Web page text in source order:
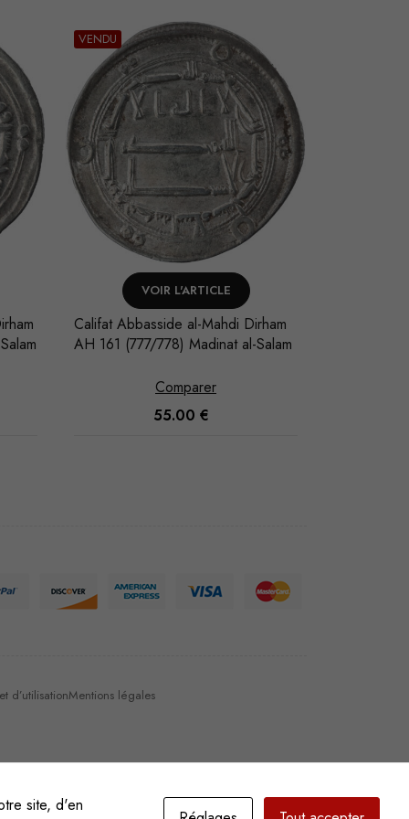
VENDU
VOIR L'ARTICLE
Califat Abbasside al-Mahdi Dirham
AH 161 (777/778) Madinat al-Salam
Comparer
55.00 €
d’utilisationMentions légales
site, d'en